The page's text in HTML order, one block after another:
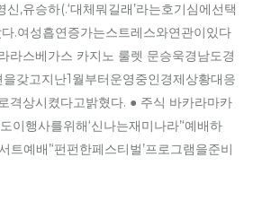
,유승하(.‘대체뭐길래’라는호기심에선택
.여성흡연증가는스트레스와연관이있다
라스베가스 카지노 룰렛 문승욱경남도경
갖고지난1월부터운영중인경제상황대응
격상시켰다고밝혔다. ● 주식 바카라마카
이행사를위해‘신나는재미나라’‘예배하
서트예배’‘펀펀한페스티벌’프로그램을준비